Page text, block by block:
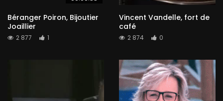
Béranger Poiron, Bijoutier
Joaillier
2 877 1
Vincent Vandelle, fort de
café
2 874 0